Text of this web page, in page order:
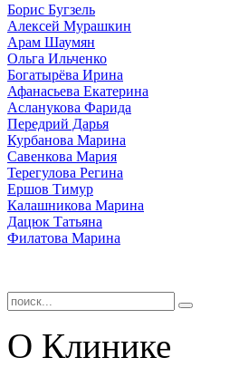
Борис Бугзель
Алексей Мурашкин
Арам Шаумян
Ольга Ильченко
Богатырёва Ирина
Афанасьева Екатерина
Асланукова Фарида
Передрий Дарья
Курбанова Марина
Савенкова Мария
Терегулова Регина
Ершов Тимур
Калашникова Марина
Дацюк Татьяна
Филатова Марина
О Клинике